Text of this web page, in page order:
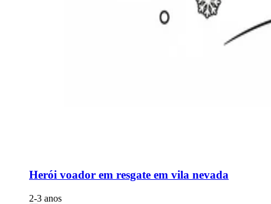
Herói voador em resgate em vila nevada
2-3 anos